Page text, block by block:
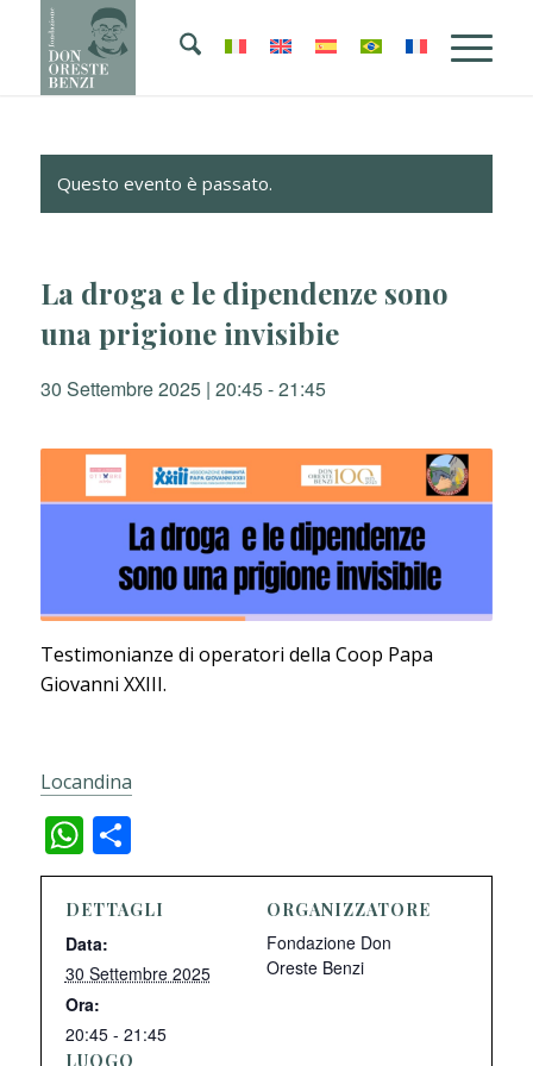
Questo evento è passato.
La droga e le dipendenze sono
una prigione invisibie
30 Settembre 2025 | 20:45-21:45
Testimonianze di operatori della Coop Papa
Giovanni XXIII.
Locandina
WhatsApp
Condividi
DETTAGLI
Data:
30 Settembre 2025
Ora:
20:45 - 21:45
LUOGO
ORGANIZZATORE
Fondazione Don
Oreste Benzi